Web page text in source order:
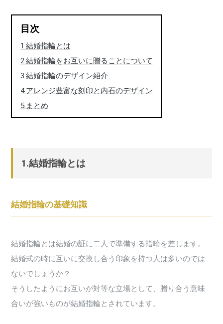
目次
1.結婚指輪とは
2.結婚指輪をお互いに贈ることについて
3.結婚指輪のデザイン紹介
4.アレンジ豊富な刻印と内石のデザイン
5.まとめ
1.結婚指輪とは
結婚指輪の基礎知識
結婚指輪とは結婚の証に二人で準備する指輪を差します。
結婚式の時に互いに交換し合う印象を持つ人は多いのでは
ないでしょうか？
そうしたようにお互いが対等な立場として、贈り合う意味
合いが強いものが結婚指輪とされています。